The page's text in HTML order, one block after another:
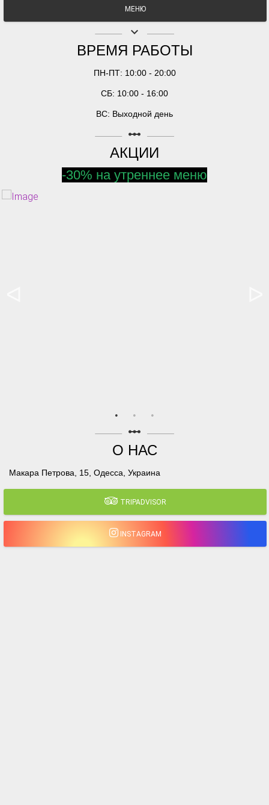
МЕНЮ
keyboard_arrow_down
ВРЕМЯ РАБОТЫ
ПН-ПТ: 10:00 - 20:00
СБ: 10:00 - 16:00
ВС: Выходной день
linear_scale
АКЦИИ
-30% на утреннее меню
linear_scale
О НАС
Макара Петрова, 15, Одесса, Украина
TRIPADVISOR
INSTAGRAM